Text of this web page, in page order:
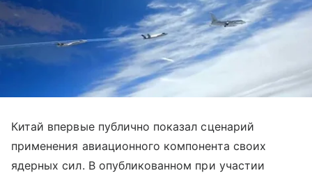
Китай впервые публично показал сценарий
применения авиационного компонента своих
ядерных сил. В опубликованном при участии